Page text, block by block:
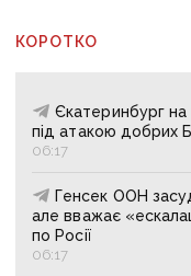
КОРОТКО
Єкатеринбург на
під атакою добрих
06:17
Генсек ООН
але вважає
по Росії
06:17